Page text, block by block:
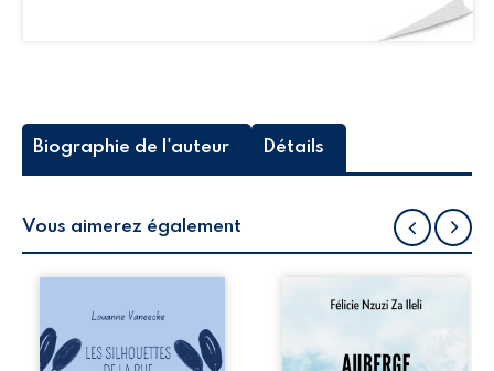
Biographie de l'auteur Détails
Vous aimerez également
la rue donne la
parole à six
personnages
Auberge de la
récit-témoignage